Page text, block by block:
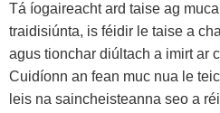
Tá íogaireacht ard taise ag
traidisiúnta, is féidir le taise a
agus tionchar diúltach a imirt ar
Cuidíonn an fean muc nua le
leis na saincheisteanna seo a